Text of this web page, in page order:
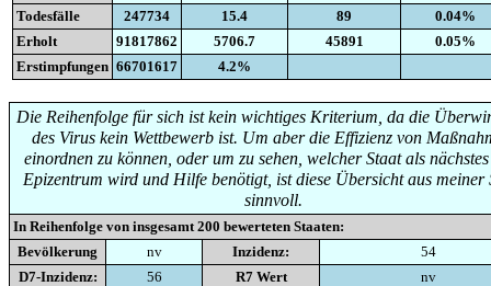
Todesfälle
247734 15.4 89
0.04%
Erholt
91817862 5706.7 45891
0.05%
Erstimpfungen 66701617 4.2%
Die Reihenfolge für sich ist kein wichtiges Kriterium, da die
des Virus kein Wettbewerb ist. Um aber die Effizienz von
einordnen zu können, oder um zu sehen, welcher Staat als
Epizentrum wird und Hilfe benötigt, ist diese Übersicht aus meiner
sinnvoll.
In Reihenfolge von insgesamt 200 bewerteten Staaten:
Bevölkerung
nv Inzidenz:
54
D7-Inzidenz:
56 R7 Wert
nv